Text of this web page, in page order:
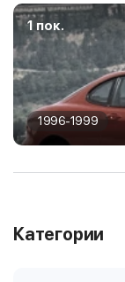
1 пок.
1996-1999
Категории